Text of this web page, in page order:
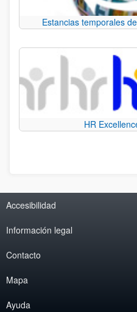
Estancias temporales
HR
Accesibilidad
Información legal
Contacto
Mapa
Ayuda